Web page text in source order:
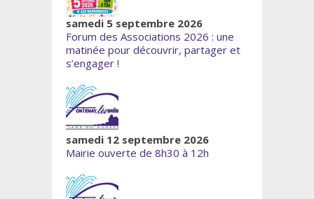
samedi 5 septembre 2026
Forum des Associations 2026 : une
matinée pour découvrir, partager et
s’engager !
samedi 12 septembre 2026
Mairie ouverte de 8h30 à 12h